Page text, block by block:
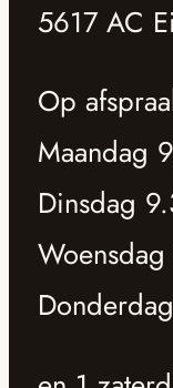
5617 AC
Op
Maandag
Dinsdag